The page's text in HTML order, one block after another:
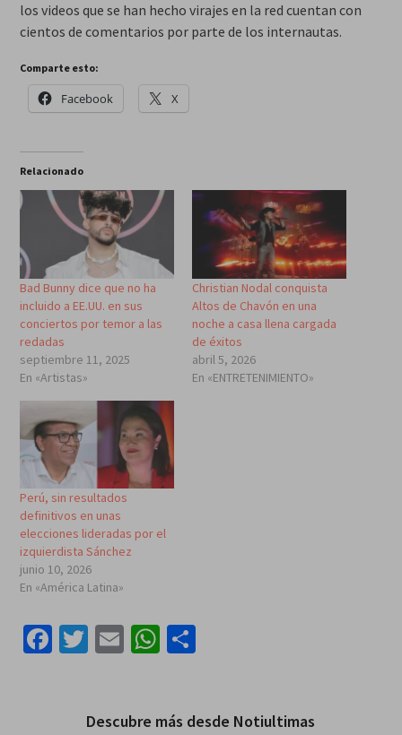
los videos que se han hecho virajes en la red cuentan con
cientos de comentarios por parte de los internautas.
Comparte esto:
Facebook X
Relacionado
Bad Bunny dice que no ha
incluido a EE.UU. en sus
conciertos por temor a las
redadas
septiembre 11, 2025
En «Artistas»
Christian Nodal conquista
Altos de Chavón en una
noche a casa llena cargada
de éxitos
abril 5, 2026
En «ENTRETENIMIENTO»
Perú, sin resultados
definitivos en unas
elecciones lideradas por el
izquierdista Sánchez
junio 10, 2026
En «América Latina»
Facebook
Twitter
EmailWhatsApp
Compartir
Descubre más desde Notiultimas